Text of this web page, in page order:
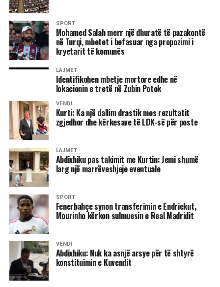
pikë me keqardhje them se jemi në rrugë që nuk jep
Lideri i LDK-së bëri me dije se partia e tij ka kërkuar që ta
propozojë emrin për postin e presidentit.
“Është çështja e presidentit. LDK ka kërkuar që presidenti
të propozohet nga LDK, natyrisht që emrat të diskutohen
Oferta e dhjetorit që LDK të merr jo kryetarit e Kuvendit,
por zvkryeministrin dhe disa ministri nuk është e
mjaftueshme, nuk është e dinjitetshme as për të dhënë
tillë, nëse e doni LDK-në në qeverisje atëherë LDK duhet
të jetë e përfaqësuar”, deklaroi Abdixhiku. /Ekonomia
Online/
SPORT
Mohamed Salah merr një dhuratë të pazakontë
në Turqi, mbetet i befasuar nga propozimi i
kryetarit të komunës
LAJMET
Identifikohen mbetje mortore edhe në
lokacionin e tretë në Zubin Potok
VENDI
Kurti: Ka një dallim drastik mes rezultatit
zgjedhor dhe kërkesave të LDK-së për poste
LAJMET
Abdixhiku pas takimit me Kurtin: Jemi shumë
larg një marrëveshjeje eventuale
SPORT
Fenerbahçe synon transferimin e Endrickut,
Mourinho kërkon sulmuesin e Real Madridit
VENDI
Abdixhiku: Nuk ka asnjë arsye për të shtyrë
konstituimin e Kuvendit